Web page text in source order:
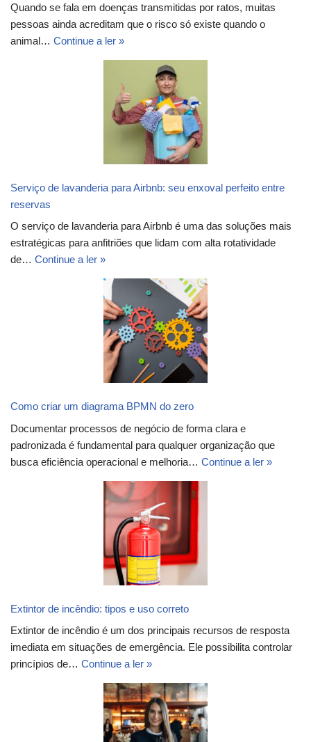
Quando se fala em doenças transmitidas por ratos, muitas
pessoas ainda acreditam que o risco só existe quando o
animal… Continue a ler »
Serviço de lavanderia para Airbnb: seu enxoval perfeito entre
reservas
O serviço de lavanderia para Airbnb é uma das soluções mais
estratégicas para anfitriões que lidam com alta rotatividade
de… Continue a ler »
Como criar um diagrama BPMN do zero
Documentar processos de negócio de forma clara e
padronizada é fundamental para qualquer organização que
busca eficiência operacional e melhoria… Continue a ler »
Extintor de incêndio: tipos e uso correto
Extintor de incêndio é um dos principais recursos de resposta
imediata em situações de emergência. Ele possibilita controlar
princípios de… Continue a ler »